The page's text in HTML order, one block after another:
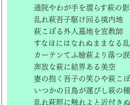
通院やわが手を濡らす萩の影
乱れ萩吾子駆け回る境内地
萩こぼる外人墓地を宣教師
すなほにはなれぬままなる
カーテンてふ瞼萩より落つ涙
奔放な萩に結界ある美空
妻の抱く吾子の笑ひや萩こ
いつかの日鳥が運びし萩の種
乱れ萩脛に触れよと近付きぬ